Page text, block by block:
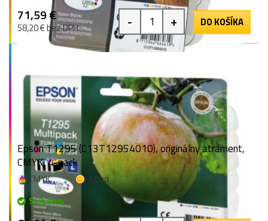
71,59 €
58,20 € bez DPH - + DO KOŠÍKA
Epson T1295 (C13T12954010), originálny atrament,
CMYK, 4-pack
CMYK
1 bod
Skladom